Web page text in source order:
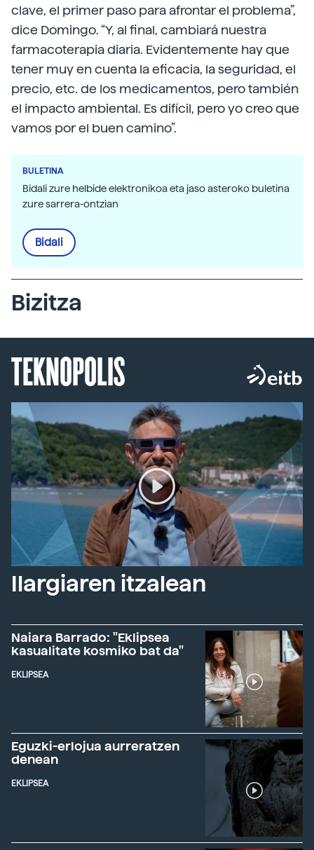
clave, el primer paso para afrontar el problema”,
dice Domingo. “Y, al final, cambiará nuestra
farmacoterapia diaria. Evidentemente hay que
tener muy en cuenta la eficacia, la seguridad, el
precio, etc. de los medicamentos, pero también
el impacto ambiental. Es difícil, pero yo creo que
vamos por el buen camino”.
BULETINA
Bidali zure helbide elektronikoa eta jaso asteroko buletina
zure sarrera-ontzian
Bidali
Bizitza
TEKNOPOLIS
Ilargiaren itzalean
Naiara Barrado: "Eklipsea
kasualitate kosmiko bat da"
EKLIPSEA
Eguzki-erlojua aurreratzen
denean
EKLIPSEA